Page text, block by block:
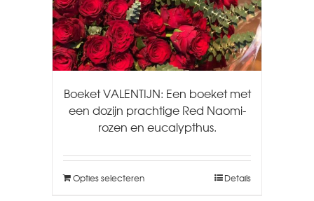
Boeket VALENTIJN: Een boeket met
een dozijn prachtige Red Naomi-
rozen en eucalypthus.
Opties selecteren Details